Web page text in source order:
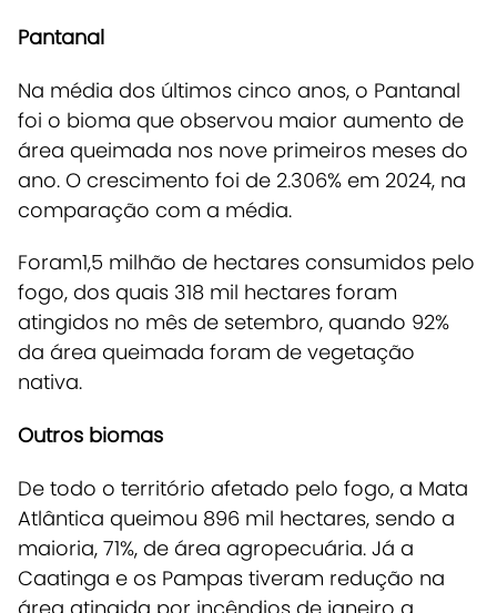
Pantanal
Na média dos últimos cinco anos, o Pantanal
foi o bioma que observou maior aumento de
área queimada nos nove primeiros meses do
ano. O crescimento foi de 2.306% em 2024, na
comparação com a média.
Foram1,5 milhão de hectares consumidos pelo
fogo, dos quais 318 mil hectares foram
atingidos no mês de setembro, quando 92%
da área queimada foram de vegetação
nativa.
Outros biomas
De todo o território afetado pelo fogo, a Mata
Atlântica queimou 896 mil hectares, sendo a
maioria, 71%, de área agropecuária. Já a
Caatinga e os Pampas tiveram redução na